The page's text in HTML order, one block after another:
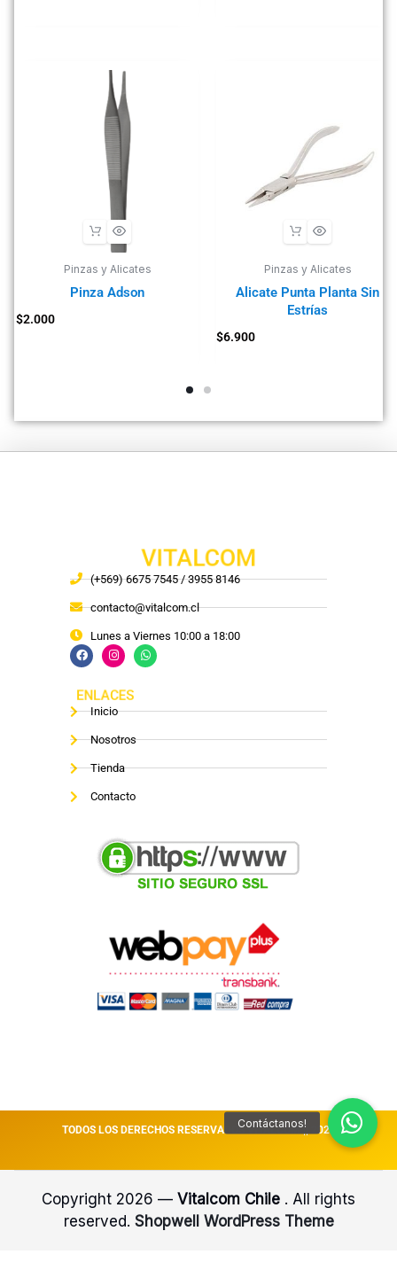
Pinzas y Alicates
Pinza Adson
$2.000
Pinzas y Alicates
Alicate Punta Planta Sin
Estrías
$6.900
VITALCOM
(+569) 6675 7545 / 3955 8146
contacto@vitalcom.cl
Lunes a Viernes 10:00 a 18:00
ENLACES
Inicio
Nosotros
Tienda
Contacto
TODOS LOS DERECHOS RESERVADOS VITALCOM || 2026
Copyright 2026 — Vitalcom Chile . All rights
reserved. Shopwell WordPress Theme